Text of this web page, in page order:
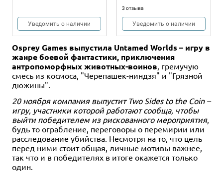
Уведомить о наличии
3 отзыва
Уведомить о наличии
Osprey Games выпустила Untamed Worlds – игру в
жанре боевой фантастики, приключения
антропоморфных животных-воинов , гремучую
смесь из космоса, "Черепашек-ниндзя" и "Грязной
дюжины".
20 ноября компания выпустит Two Sides to the Coin –
игру, участники которой работают сообща, чтобы
выйти победителем из рискованного мероприятия,
будь то ограбление, переговоры о перемирии или
расследование убийства. Несмотря на то, что цель
перед ними стоит общая, личные мотивы важнее,
так что и в победителях в итоге окажется только
один.